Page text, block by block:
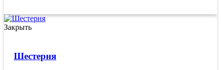
Закрыть
Шестерня